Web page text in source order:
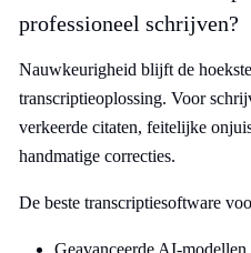
professioneel schrijven?
Nauwkeurigheid blijft de
transcriptieoplossing. Voor
verkeerde citaten, feitelijke
handmatige correcties.
De beste transcriptiesoftware
Geavanceerde AI-